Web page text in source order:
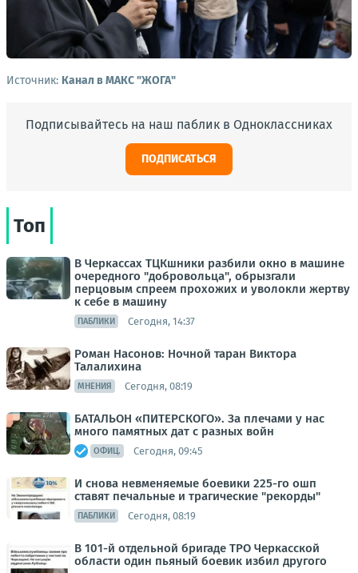
Источник: Канал в МАКС "ЖОГА"
Подписывайтесь на наш паблик в Одноклассниках
ПОДПИСАТЬСЯ
Топ
В Черкассах ТЦКшники разбили окно в машине
очередного "добровольца", обрызгали
перцовым спреем прохожих и уволокли жертву
к себе в машину
ПАБЛИКИ Сегодня, 14:37
Роман Насонов: Ночной таран Виктора
Талалихина
МНЕНИЯ Сегодня, 08:19
БАТАЛЬОН «ПИТЕРСКОГО». За плечами у нас
много памятных дат с разных войн
ОФИЦ. Сегодня, 09:45
И снова невменяемые боевики 225-го ошп
ставят печальные и трагические "рекорды"
ПАБЛИКИ Сегодня, 08:19
В 101-й отдельной бригаде ТРО Черкасской
области один пьяный боевик избил другого